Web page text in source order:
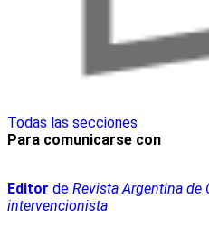
Todas las secciones
Para comunicarse con
Editor de Revista Argentina de
intervencionista